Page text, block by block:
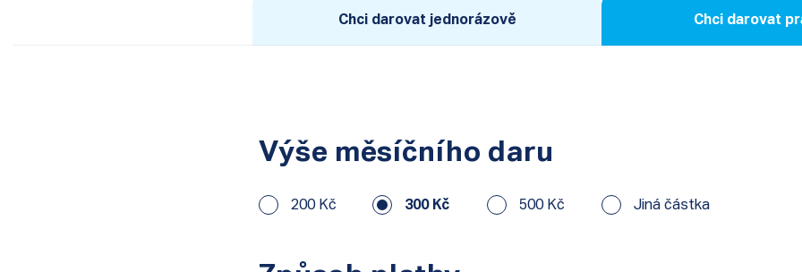
Chci darovat jednorázově Chci darovat
Výše měsíčního daru
200 Kč 300 Kč 500 Kč Jiná částka